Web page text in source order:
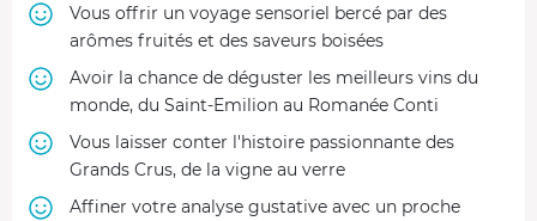
Vous offrir un voyage sensoriel bercé par des
arômes fruités et des saveurs boisées
Avoir la chance de déguster les meilleurs vins du
monde, du Saint-Emilion au Romanée Conti
Vous laisser conter l'histoire passionnante des
Grands Crus, de la vigne au verre
Affiner votre analyse gustative avec un proche